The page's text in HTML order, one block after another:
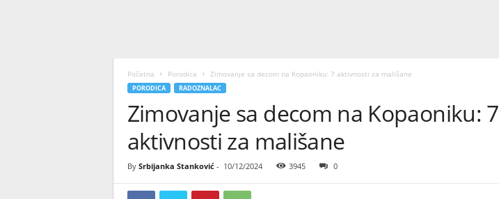
Početna Porodica Zimovanje sa decom na Kopaoniku: 7 aktivnosti za mališane
PORODICA RADOZNALAC
Zimovanje sa decom na Kopaoniku: 7
aktivnosti za mališane
By Srbijanka Stanković- 10/12/2024 3945 0